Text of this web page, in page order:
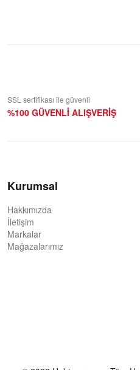
SSL sertifikası ile güvenli
%100 GÜVENLİ ALIŞVERİŞ
Kurumsal
Hakkımızda
İletişim
Markalar
Mağazalarımız